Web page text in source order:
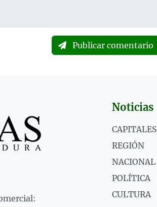
Publicar comentario
Noticias
CAPITALES
REGIÓN
NACIONAL
POLÍTICA
CULTURA